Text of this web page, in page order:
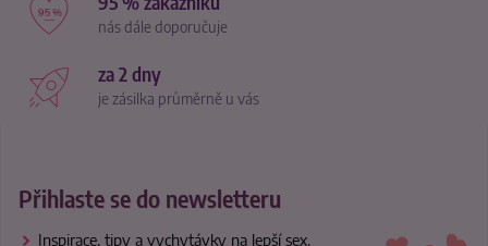
nás dále doporučuje
za 2 dny
je zásilka průměrně u vás
Přihlaste se do newsletteru
Inspirace, tipy a vychytávky na lepší sex.